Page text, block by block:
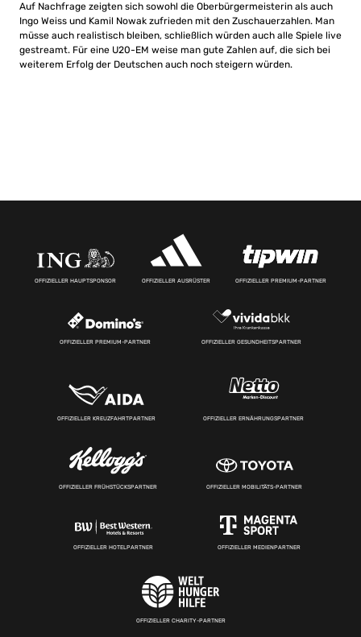
Auf Nachfrage zeigten sich sowohl die Oberbürgermeisterin als auch
Ingo Weiss und Kamil Nowak zufrieden mit den Zuschauerzahlen. Man
müsse auch realistisch bleiben, schließlich würden auch alle Spiele live
gestreamt. Für eine U20-EM weise man gute Zahlen auf, die sich bei
weiterem Erfolg der Deutschen auch noch steigern würden.
OFFIZIELLER HAUPTSPONSOR OFFIZIELLER AUSRÜSTER OFFIZIELLER PREMIUM-PARTNER
OFFIZIELLER PREMIUM-PARTNER OFFIZIELLER GESUNDHEITSPARTNER
OFFIZIELLER KREUZFAHRTPARTNER OFFIZIELLER ERNÄHRUNGSPARTNER
OFFIZIELLER FRÜHSTÜCKSPARTNER OFFIZIELLER MOBILITÄTS-PARTNER
OFFIZIELLER HOTELPARTNER OFFIZIELLER MEDIENPARTNER
OFFIZIELLER CHARITY-PARTNER